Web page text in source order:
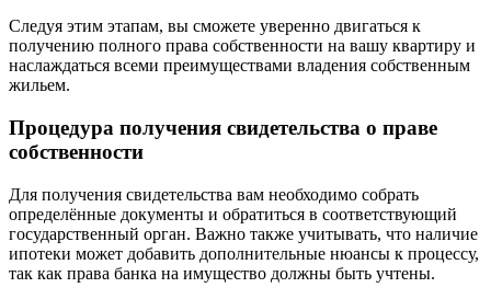
Следуя этим этапам, вы сможете уверенно двигаться к
получению полного права собственности на вашу квартиру и
наслаждаться всеми преимуществами владения собственным
жильем.
Процедура получения свидетельства о праве
собственности
Для получения свидетельства вам необходимо собрать
определённые документы и обратиться в соответствующий
государственный орган. Важно также учитывать, что наличие
ипотеки может добавить дополнительные нюансы к процессу,
так как права банка на имущество должны быть учтены.